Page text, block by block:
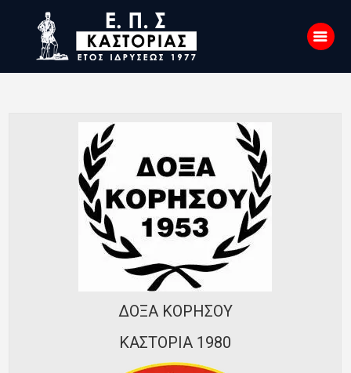
Σχετικά με εμάς
Επικοινωνία
Νέα
Η Ένωση
Πρωταθλήματα
Κύπελλο
Υποδομών
Ορισμοί Διαιτητών
ΔΟΞΑ ΚΟΡΗΣΟΥ
ΚΑΣΤΟΡΙΑ 1980